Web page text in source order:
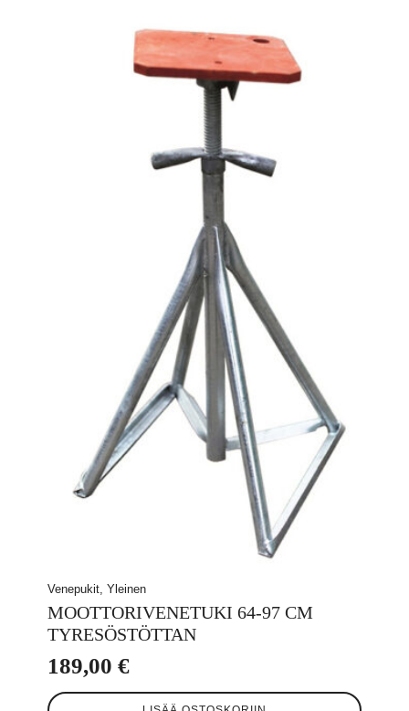
Venepukit, Yleinen
MOOTTORIVENETUKI 64-97 CM
TYRESÖSTÖTTAN
189,00 €